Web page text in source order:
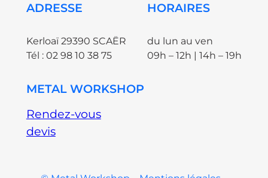
ADRESSE
Kerloaï 29390 SCAËR
Tél : 02 98 10 38 75
HORAIRES
du lun au ven
09h – 12h | 14h – 19h
METAL WORKSHOP
Rendez-vous
devis